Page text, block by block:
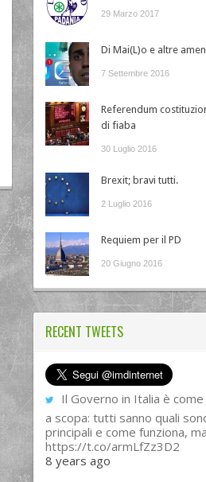
29 Marzo 2017
Di Mai(L)o e altre
7 Settembre 2016
Referendum
di fiaba
30 Luglio 2016
Brexit; bravi tutti.
2 Luglio 2016
Requiem per il PD
20 Giugno 2016
RECENT TWEETS
Il Governo in Italia è
a scopa: tutti sanno quali
principali e come funziona,
https://t.co/armLfZz3D2
8 years ago